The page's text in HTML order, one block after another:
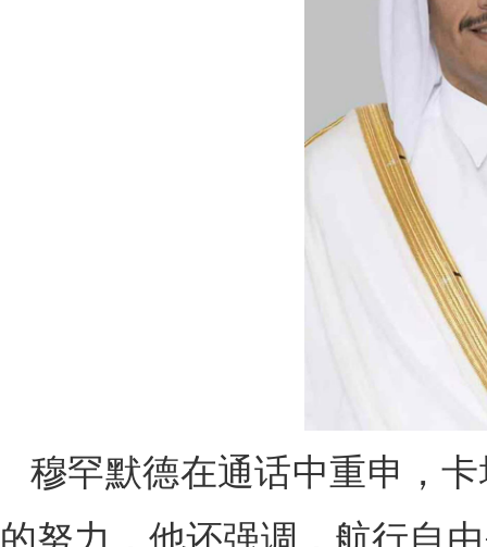
穆罕默德在通话中重申，
的努力，他还强调，航行自